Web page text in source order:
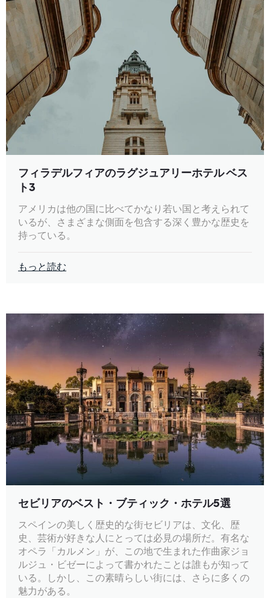
フィラデルフィアのラグジュアリーホテル ベス
ト3
アメリカは他の国に比べてかなり若い国と考えられて
いるが、さまざまな側面を包含する深く豊かな歴史を
持っている。
もっと読む
セビリアのベスト・ブティック・ホテル5選
スペインの美しく歴史的な街セビリアは、文化、歴
史、芸術が好きな人にとっては必見の場所だ。有名な
オペラ「カルメン」が、この地で生まれた作曲家ジョ
ルジュ・ビゼーによって書かれたことは誰もが知って
いる。しかし、この素晴らしい街には、さらに多くの
魅力がある。